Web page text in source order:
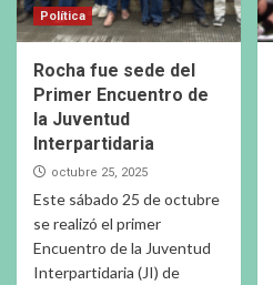
Política
Rocha fue sede del
Primer Encuentro de
la Juventud
Interpartidaria
octubre 25, 2025
Este sábado 25 de octubre
se realizó el primer
Encuentro de la Juventud
Interpartidaria (JI) de